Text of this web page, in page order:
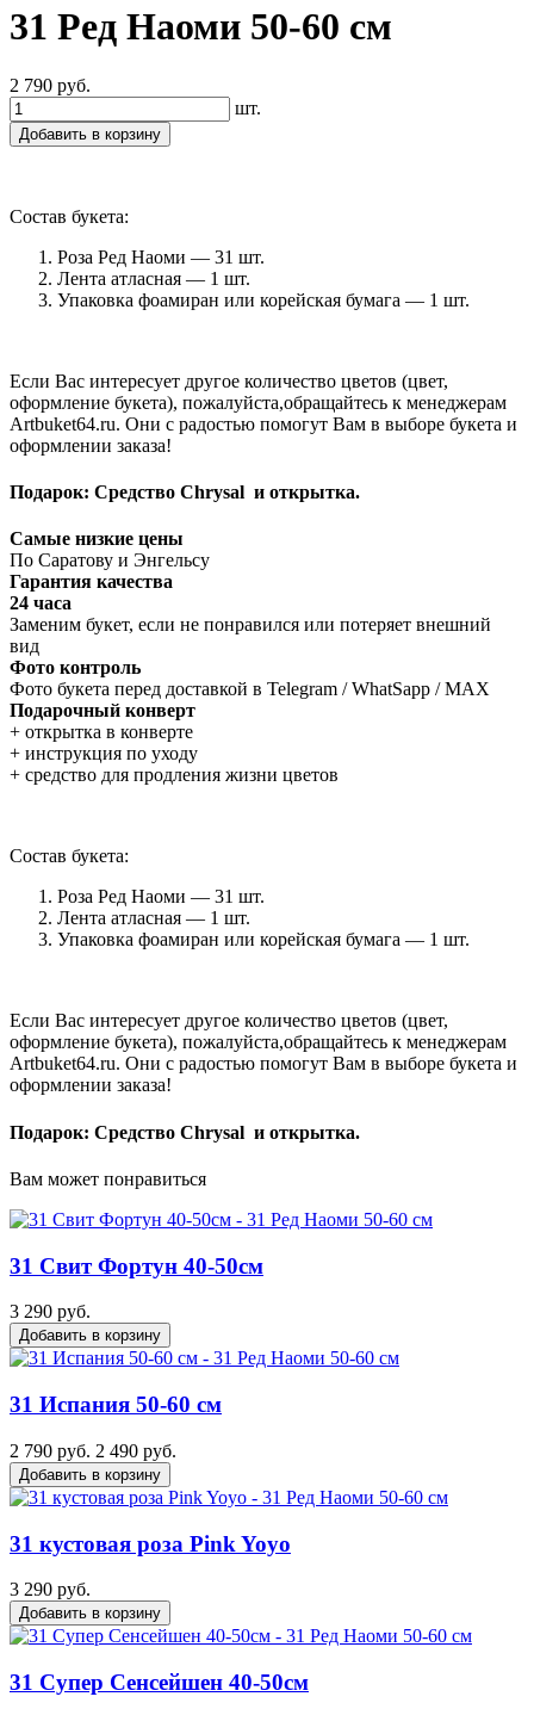
31 Ред Наоми 50-60 см
2 790 руб.
шт.
Добавить в корзину
Состав букета:
Роза Ред Наоми — 31 шт.
Лента атласная — 1 шт.
Упаковка фоамиран или корейская бумага — 1 шт.
Если Вас интересует другое количество цветов (цвет,
оформление букета), пожалуйста,обращайтесь к менеджерам
Artbuket64.ru. Они с радостью помогут Вам в выборе букета и
оформлении заказа!
Подарок: Средство Chrysal и открытка.
Самые низкие цены
По Саратову и Энгельсу
Гарантия качества
24 часа
Заменим букет, если не понравился или потеряет внешний
вид
Фото контроль
Фото букета перед доставкой в Telegram / WhatSapp / MAX
Подарочный конверт
+ открытка в конверте
+ инструкция по уходу
+ средство для продления жизни цветов
Состав букета:
Роза Ред Наоми — 31 шт.
Лента атласная — 1 шт.
Упаковка фоамиран или корейская бумага — 1 шт.
Если Вас интересует другое количество цветов (цвет,
оформление букета), пожалуйста,обращайтесь к менеджерам
Artbuket64.ru. Они с радостью помогут Вам в выборе букета и
оформлении заказа!
Подарок: Средство Chrysal и открытка.
Вам может понравиться
31 Свит Фортун 40-50см
3 290 руб.
Добавить в корзину
31 Испания 50-60 см
2 790 руб. 2 490 руб.
Добавить в корзину
31 кустовая роза Pink Yoyo
3 290 руб.
Добавить в корзину
31 Супер Сенсейшен 40-50см